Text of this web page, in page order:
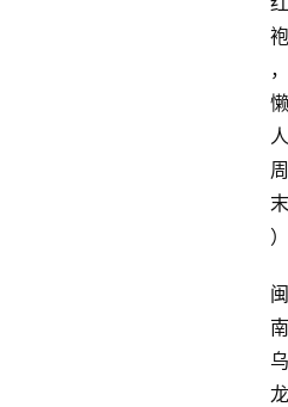
袍
，
懒
人
周
末
）
闽
南
乌
龙